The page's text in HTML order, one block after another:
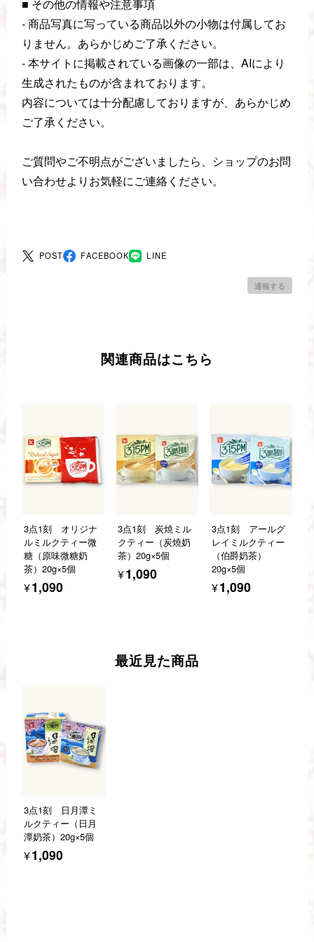
■ その他の情報や注意事項
- 商品写真に写っている商品以外の小物は付属してお
りません。あらかじめご了承ください。
- 本サイトに掲載されている画像の一部は、AIにより
生成されたものが含まれております。
内容については十分配慮しておりますが、あらかじめ
ご了承ください。
ご質問やご不明点がございましたら、ショップのお問
い合わせよりお気軽にご連絡ください。
POST FACEBOOK LINE
通報する
関連商品はこちら
3点1刻 オリジナ
ルミルクティー微
糖（原味微糖奶
茶）20g×5個
¥1,090
3点1刻 炭焼ミル
クティー（炭燒奶
茶）20g×5個
¥1,090
3点1刻 アールグ
レイミルクティー
（伯爵奶茶）
20g×5個
¥1,090
最近見た商品
3点1刻 日月潭ミ
ルクティー（日月
潭奶茶）20g×5個
¥1,090